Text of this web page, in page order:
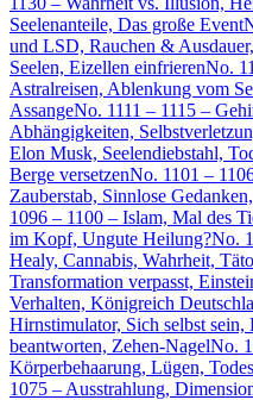
Seelenanteile, Das große Event
und LSD, Rauchen &
Seelen, Eizellen einfrierenNo.
Astralreisen, Ablenkung vom
AssangeNo. 1111 – 1115 –
Abhängigkeiten,
Elon Musk, Seelendiebstahl,
Berge versetzenNo. 1101 –
Zauberstab, Sinnlose
1096 – 1100 – Islam, Mal des
im Kopf, Ungute Heilung?No.
Healy, Cannabis, Wahrheit,
Transformation verpasst,
Verhalten, Königreich
Hirnstimulator, Sich selbst
beantworten, Zehen-NagelNo.
Körperbehaarung, Lügen,
1075 – Ausstrahlung,